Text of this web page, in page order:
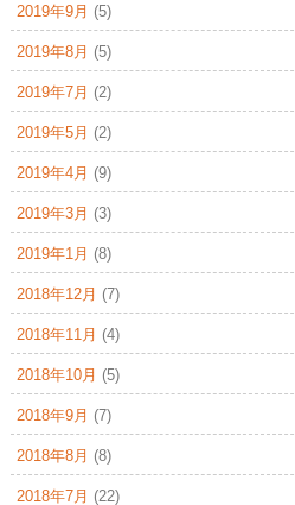
2019年9月 (5)
2019年8月 (5)
2019年7月 (2)
2019年5月 (2)
2019年4月 (9)
2019年3月 (3)
2019年1月 (8)
2018年12月 (7)
2018年11月 (4)
2018年10月 (5)
2018年9月 (7)
2018年8月 (8)
2018年7月 (22)